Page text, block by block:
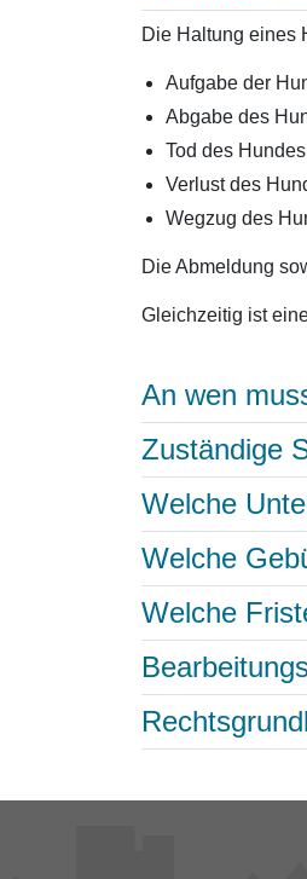
Die Haltung eines
Aufgabe der
Abgabe des
Tod des Hundes
Verlust des
Wegzug des
Die Abmeldung
Gleichzeitig ist
An wen
Zuständige
Welche
Welche
Welche